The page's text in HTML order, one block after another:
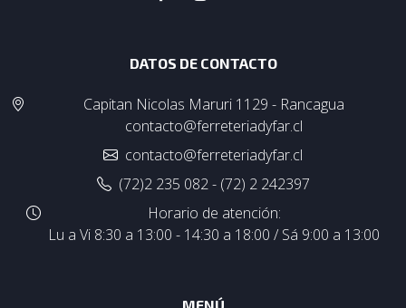
DATOS DE CONTACTO
Capitan Nicolas Maruri 1129 - Rancagua
contacto@ferreteriadyfar.cl
contacto@ferreteriadyfar.cl
(72)2 235 082 - (72) 2 242397
Horario de atención:
Lu a Vi 8:30 a 13:00 - 14:30 a 18:00 / Sá 9:00 a 13:00